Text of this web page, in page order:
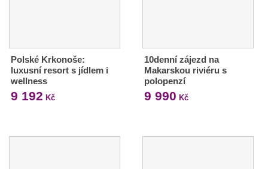
Polské Krkonoše:
luxusní resort s jídlem i
wellness
9 192 Kč
10denní zájezd na
Makarskou riviéru s
polopenzí
9 990 Kč